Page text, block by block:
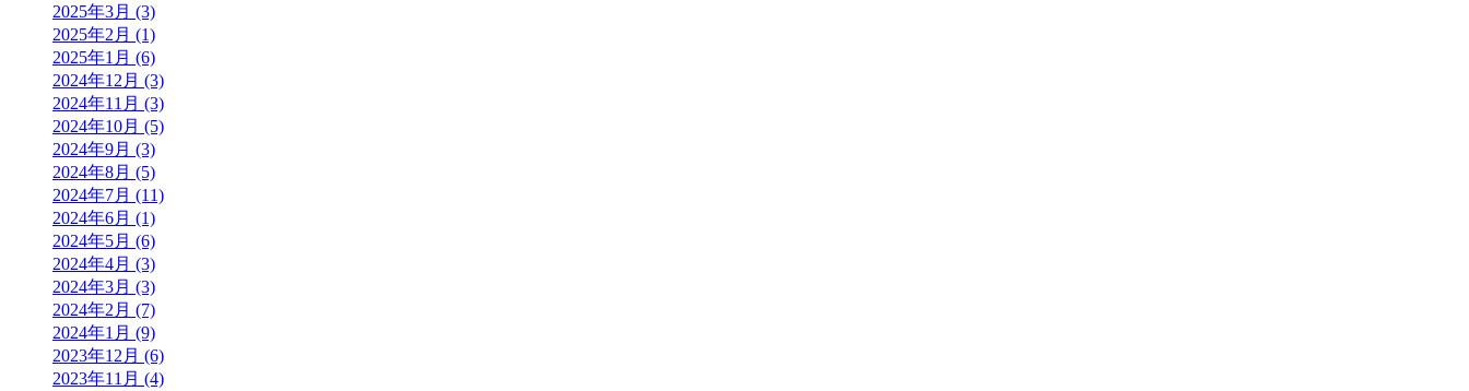
2025年3月 (3)
2025年2月 (1)
2025年1月 (6)
2024年12月 (3)
2024年11月 (3)
2024年10月 (5)
2024年9月 (3)
2024年8月 (5)
2024年7月 (11)
2024年6月 (1)
2024年5月 (6)
2024年4月 (3)
2024年3月 (3)
2024年2月 (7)
2024年1月 (9)
2023年12月 (6)
2023年11月 (4)